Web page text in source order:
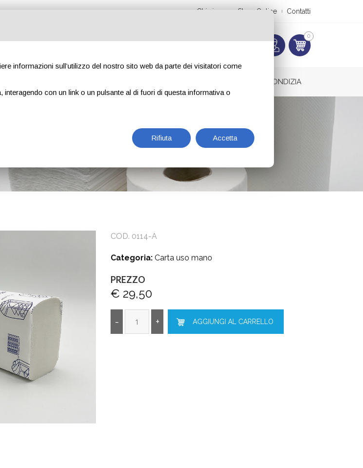
Chi siamo Shop Online Contatti
0
E DISINFESTANTI SACCHI IMMONDIZIA
intercalata a "Z"
COD. 0114-A
Categoria: Carta uso mano
PREZZO
€ 29,50
informazioni sull’utilizzo del nostro sito web da parte dei visitatori come
con un link o un pulsante al di fuori di questa informativa o
Rifiuta Accetta